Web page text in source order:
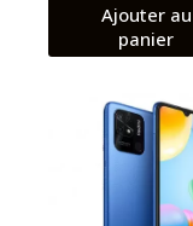
Ajouter au
panier